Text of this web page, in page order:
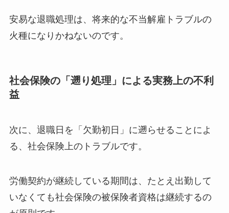
安易な退職処理は、将来的な不当解雇トラブルの
火種になりかねないのです。
社会保険の「遡り処理」による実務上の不利
益
次に、退職日を「欠勤初日」に遡らせることによ
る、社会保険上のトラブルです。
労働契約が継続している期間は、たとえ出勤して
いなくても社会保険の被保険者資格は継続するの